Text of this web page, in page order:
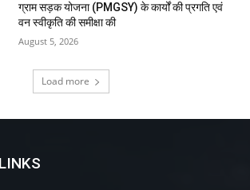
ग्राम सड़क योजना (PMGSY) के कार्यों की प्रगति एवं
वन स्वीकृति की समीक्षा की
August 5, 2026
Load more